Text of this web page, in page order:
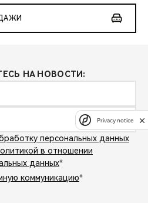
НА НОВОСТИ:
персональных данных
в отношении
данных*
коммуникацию*
Privacy notice